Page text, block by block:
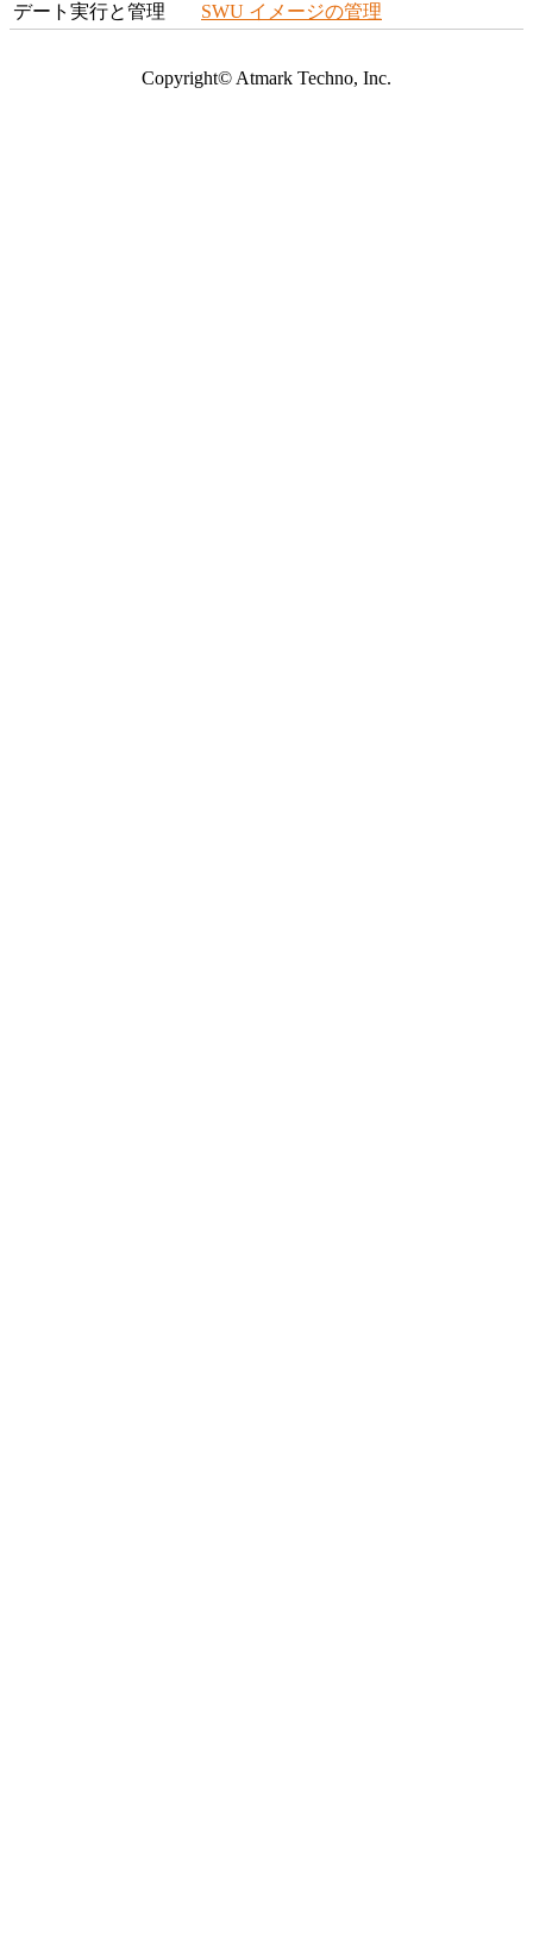
デート実行と管理
SWU イメージの管理
Copyright© Atmark Techno, Inc.